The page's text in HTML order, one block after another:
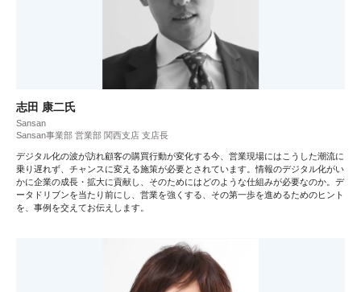
志田 康二氏
Sansan
Sansan事業部 営業部 関西支店 支店長
デジタル化の波が訪れ顧客の購買行動が変化する今、営業現場にはこうした潮流に
乗り遅れず、チャンスに変える施策が必要とされています。情報のデジタル化がい
かに企業の成長・拡大に貢献し、そのためにはどのような仕組みが必要なのか。デ
ータドリブンを当たり前にし、営業を強くする、その第一歩を進めるためのヒント
を、事例を交えてお伝えします。